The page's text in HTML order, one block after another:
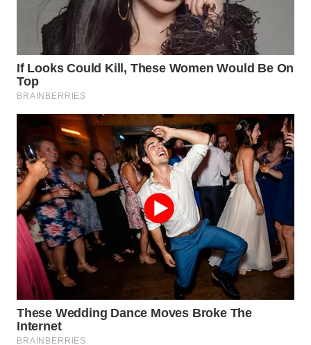
WN
BEKASI
WN
BOGOR
DEPOK
WN
TAPANULI
UTARA
WN
SAMOSIR
WN
PADANG
LAWAS